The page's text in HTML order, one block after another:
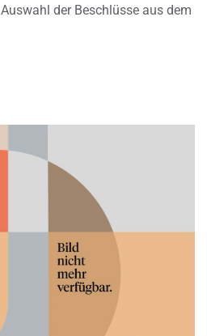
der Beschlüsse aus dem